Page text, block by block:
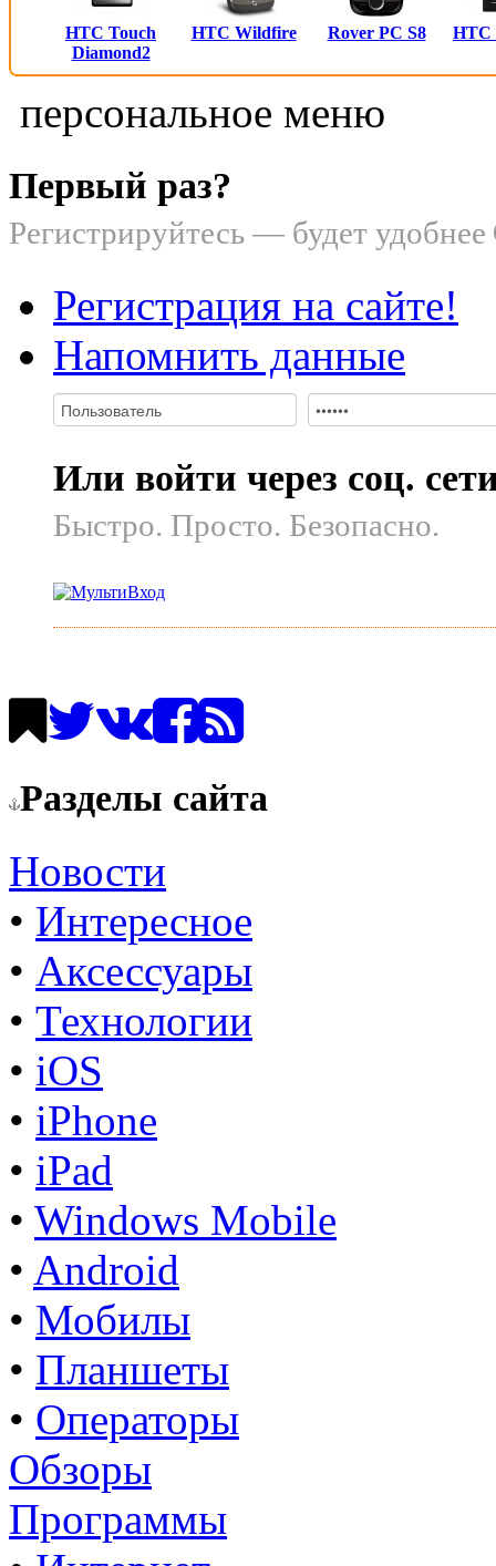
HTC Touch
Diamond2
HTC Wildfire Rover PC S8 HTC
персональное меню
Первый раз?
Регистрируйтесь — будет удобнее
Регистрация на сайте!
Напомнить данные
Или войти через соц.
Быстро. Просто. Безопасно.
Разделы сайта
Новости
• Интересное
• Аксессуары
• Технологии
• iOS
• iPhone
• iPad
• Windows Mobile
• Android
• Мобилы
• Планшеты
• Операторы
Обзоры
Программы